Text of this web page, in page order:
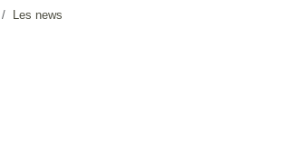
Les news